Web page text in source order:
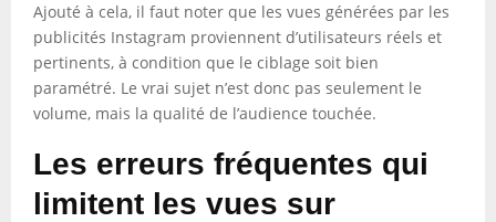
Ajouté à cela, il faut noter que les vues générées par les
publicités Instagram proviennent d’utilisateurs réels et
pertinents, à condition que le ciblage soit bien
paramétré. Le vrai sujet n’est donc pas seulement le
volume, mais la qualité de l’audience touchée.
Les erreurs fréquentes qui
limitent les vues sur